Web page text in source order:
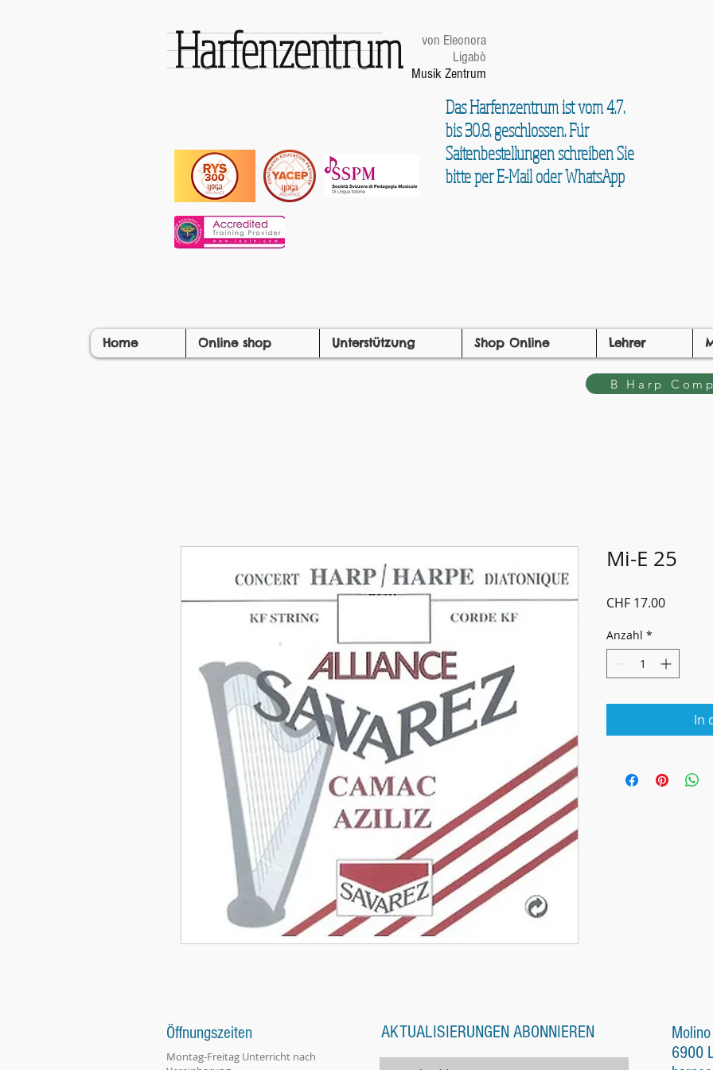
Harfenzentrum
von Eleonora
Ligabò
Musik Zentrum
Das Harfenzentrum ist vom 4.7.
bis 30.8. geschlossen. Für
Saitenbestellungen schreiben Sie
bitte per E-Mail oder WhatsApp
Home Online shop Unterstützung Shop Online Lehrer
B Harp
Mi-E 25
CHF 17.00Preis
Anzahl *
In
Öffnungszeiten
Montag-Freitag Unterricht nach
AKTUALISIERUNGEN ABONNIEREN
6900